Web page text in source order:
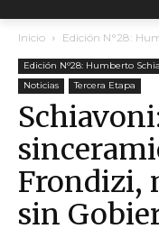
Inicio Edición N°28:
Edición N°28: Humberto
Noticias
Tercera Etapa
Frondizi,
sin